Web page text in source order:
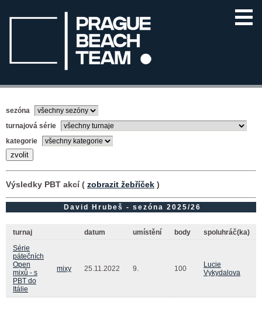
sezóna
turnajová série
kategorie
Výsledky PBT akcí ( zobrazit žebříček )
David Hrubeš - sezóna 2025/26
turnaj datum umístění body
spoluhráč(ka)
Série
pátečních
Open
mixů - s
PBT do
Itálie
mixy 25.11.2022 9. 100
Lucie
Vykydalova